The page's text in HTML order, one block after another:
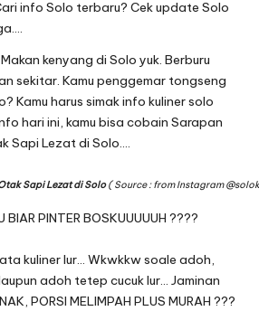
info Solo terbaru? Cek update Solo
kenyang di Solo yuk. Berburu
sekitar. Kamu penggemar tongseng
Kamu harus simak info kuliner solo
hari ini, kamu bisa cobain Sarapan
Sapi Lezat di Solo….
Sapi Lezat di Solo( Source : from Instagram
BIAR PINTER BOSKUUUUUH ????
kuliner lur… Wkwkkw soale adoh,
adoh tetep cucuk lur… Jaminan
PORSI MELIMPAH PLUS MURAH ???